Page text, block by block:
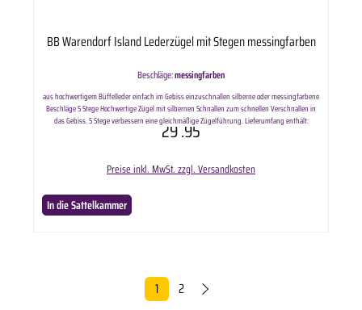
BB Warendorf Island Lederzügel mit Stegen messingfarben
Beschläge:messingfarben
aus hochwertigem Büffelleder einfach im Gebiss einzuschnallen silberne oder messingfarbene
Beschläge 5 Stege Hochwertige Zügel mit silbernen Schnallen zum schnellen Verschnallen in
das Gebiss. 5 Stege verbessern eine gleichmäßige Zügelführung. Lieferumfang enthält:
ausgewählte Variante BB Island Lederzügel mit Stegen. Länge: ca. 240cm
29.95
Preise inkl. MwSt. zzgl. Versandkosten
In die Sattelkammer
Seite
1 Seite
2